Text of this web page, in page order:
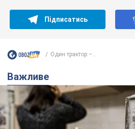
Підписатись
Один трактор –...
Важливе